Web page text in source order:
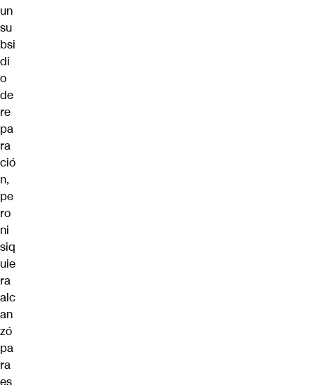
un
su
bsi
di
o
de
re
pa
ra
ció
n,
pe
ro
ni
siq
uie
ra
alc
an
zó
pa
ra
es